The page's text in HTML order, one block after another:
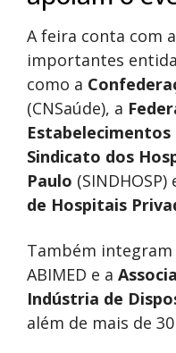
A feira conta com
importantes
como a
(CNSaúde), a
Estabelecimentos
Sindicato dos
Paulo (SINDHOSP)
de Hospitais
Também integram
ABIMED e a
Indústria de
além de mais de